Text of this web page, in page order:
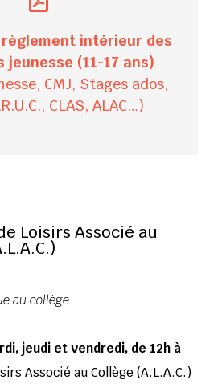
intérieur des
(11-17 ans)
CMJ, Stages ados,
CLAS, ALAC…)
Loisirs Associé au
au collège.
jeudi et vendredi, de 12h à
Associé au Collège (A.L.A.C.)